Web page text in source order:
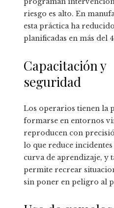
riesgo es alto. En
esta práctica ha
planificadas en más del
Capacitación y
seguridad
Los operarios tienen la
formarse en entornos
reproducen con
lo que reduce
curva de aprendizaje, y
permite recrear
sin poner en peligro al